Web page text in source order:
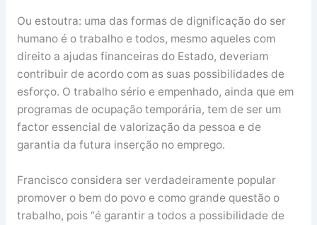
Ou estoutra: uma das formas de dignificação do ser
humano é o trabalho e todos, mesmo aqueles com
direito a ajudas financeiras do Estado, deveriam
contribuir de acordo com as suas possibilidades de
esforço. O trabalho sério e empenhado, ainda que em
programas de ocupação temporária, tem de ser um
factor essencial de valorização da pessoa e de
garantia da futura inserção no emprego.
Francisco considera ser verdadeiramente popular
promover o bem do povo e como grande questão o
trabalho, pois “é garantir a todos a possibilidade de